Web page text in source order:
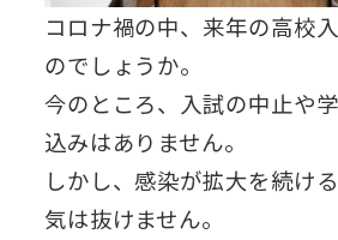
コロナ禍の中、来年の高校
のでしょうか。
今のところ、入試の中止や
込みはありません。
しかし、感染が拡大を続け
気は抜けません。